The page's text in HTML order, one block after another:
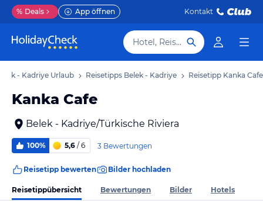
% Deals App öffnen Kontakt
Hotel, Reiseziel
- Kadriye Urlaub Reisetipps Belek - Kadriye Reisetipp Kanka Cafe
Kanka Cafe
Belek - Kadriye/Türkische Riviera
100% 5,6 / 6 3 Bewertungen
Reisetipp bewerten Bilder hochladen
Reisetippübersicht Bewertungen Bilder Hotels